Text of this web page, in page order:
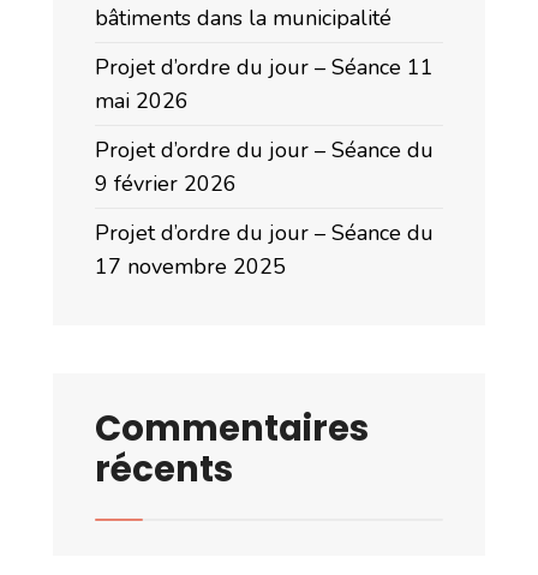
bâtiments dans la municipalité
Projet d’ordre du jour – Séance 11
mai 2026
Projet d’ordre du jour – Séance du
9 février 2026
Projet d’ordre du jour – Séance du
17 novembre 2025
Commentaires
récents